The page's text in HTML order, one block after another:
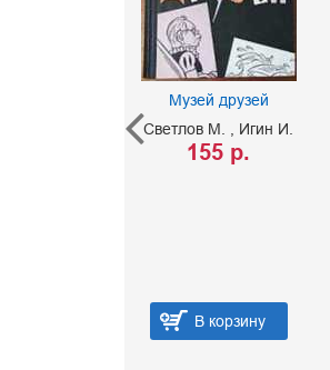
Музей друзей
Светлов М.
Игин И.
155 р.
В корзину